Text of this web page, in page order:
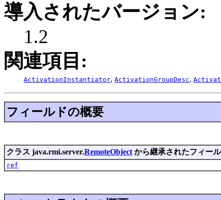
導入されたバージョン:
1.2
関連項目:
ActivationInstantiator, ActivationGroupDesc,
フィールドの概要
クラス java.rmi.server.RemoteObject から継承されたフィー
ref